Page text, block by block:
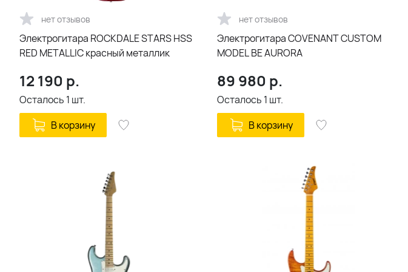
нет отзывов
Электрогитара ROCKDALE STARS HSS
RED METALLIC красный металлик
12 190 р.
Осталось 1 шт.
В корзину
нет отзывов
Электрогитара COVENANT CUSTOM
MODEL BE AURORA
89 980 р.
Осталось 1 шт.
В корзину